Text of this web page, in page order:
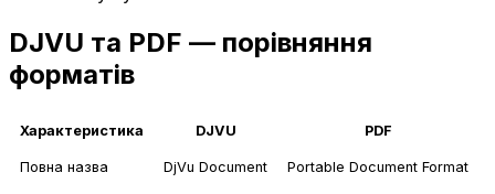
DJVU та PDF — порівняння
форматів
Характеристика DJVU PDF
Повна назва DjVu Document Portable Document Format